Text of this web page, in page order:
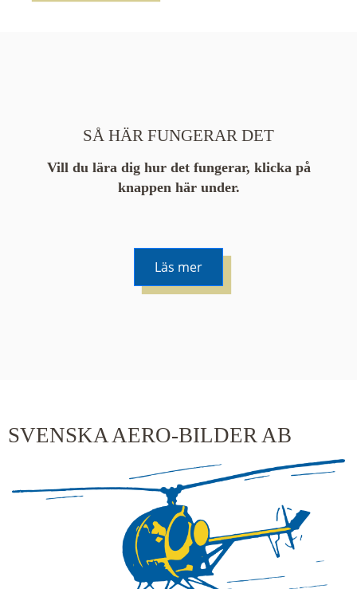
SÅ HÄR FUNGERAR DET
Vill du lära dig hur det fungerar, klicka på
knappen här under.
Läs mer
SVENSKA AERO-BILDER AB